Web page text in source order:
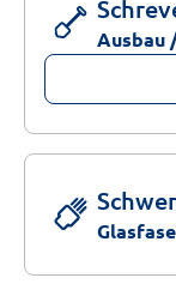
Ausbau